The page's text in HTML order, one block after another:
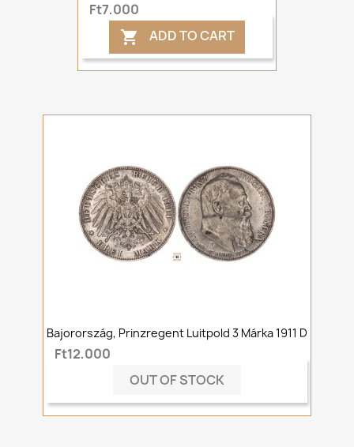
Ft7,000
 ADD TO CART
Bajorország, Prinzregent Luitpold 3 Márka 1911 D
Ft12,000
OUT OF STOCK